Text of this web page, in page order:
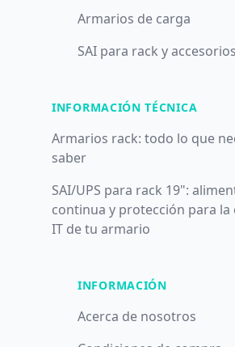
Armarios de carga
SAI para rack y accesorios
INFORMACIÓN TÉCNICA
Armarios rack: todo lo que
saber
SAI/UPS para rack 19":
continua y protección para la
IT de tu armario
INFORMACIÓN
Acerca de nosotros